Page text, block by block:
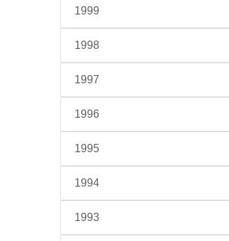
1999
1998
1997
1996
1995
1994
1993